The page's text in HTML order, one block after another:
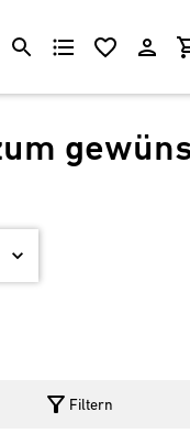
filter_alt Filtern